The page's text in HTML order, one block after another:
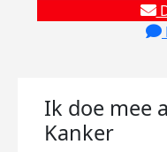
Ik doe mee
Kanker